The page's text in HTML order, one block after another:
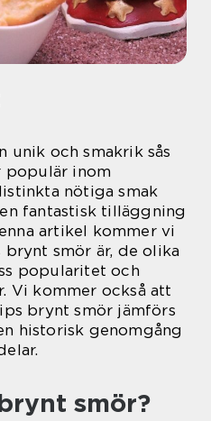
unik och smakrik sås
populär inom
nötiga smak
fantastisk tilläggning
artikel kommer vi
smör är, de olika
popularitet och
Vi kommer också att
brynt smör jämförs
historisk genomgång
smör?